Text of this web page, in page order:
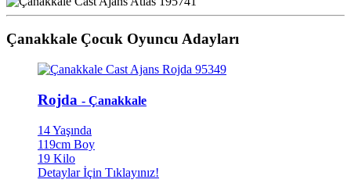
Çanakkale Çocuk Oyuncu Adayları
Rojda - Çanakkale
14 Yaşında
119cm Boy
19 Kilo
Detaylar İçin Tıklayınız!